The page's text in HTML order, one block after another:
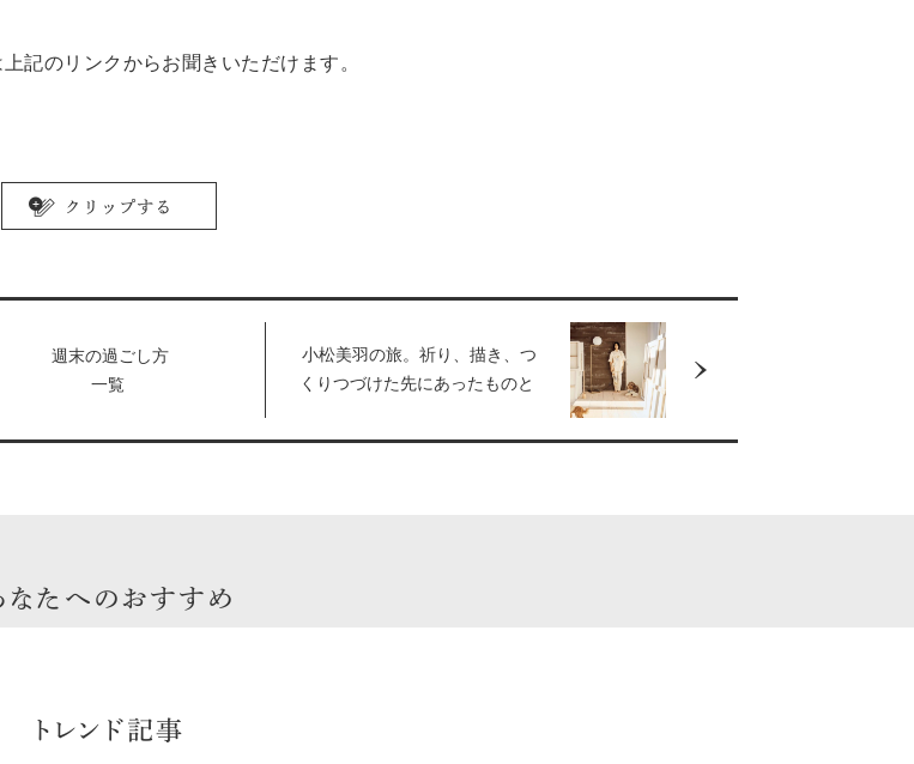
記のリンクからお聞きいただけます。
週末の過ごし方
一覧
小松美羽の旅。祈り、描き、つ
くりつづけた先にあったものと
なたへのおすすめ
トレンド記事